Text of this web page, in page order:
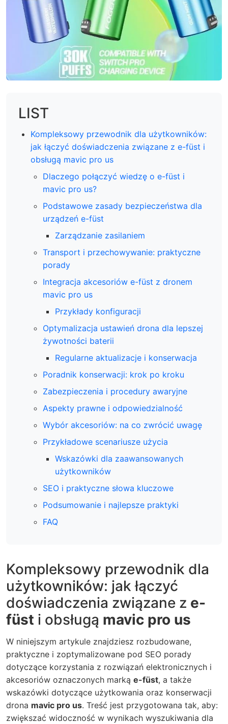
LIST
Kompleksowy przewodnik dla użytkowników:
jak łączyć doświadczenia związane z e-füst i
obsługą mavic pro us
Dlaczego połączyć wiedzę o e-füst i
mavic pro us?
Podstawowe zasady bezpieczeństwa dla
urządzeń e-füst
Zarządzanie zasilaniem
Transport i przechowywanie: praktyczne
porady
Integracja akcesoriów e-füst z dronem
mavic pro us
Przykłady konfiguracji
Optymalizacja ustawień drona dla lepszej
żywotności baterii
Regularne aktualizacje i konserwacja
Poradnik konserwacji: krok po kroku
Zabezpieczenia i procedury awaryjne
Aspekty prawne i odpowiedzialność
Wybór akcesoriów: na co zwrócić uwagę
Przykładowe scenariusze użycia
Wskazówki dla zaawansowanych
użytkowników
SEO i praktyczne słowa kluczowe
Podsumowanie i najlepsze praktyki
FAQ
Kompleksowy przewodnik dla
użytkowników: jak łączyć
doświadczenia związane z e-
füst i obsługą mavic pro us
W niniejszym artykule znajdziesz rozbudowane,
praktyczne i zoptymalizowane pod SEO porady
dotyczące korzystania z rozwiązań elektronicznych i
akcesoriów oznaczonych marką e-füst, a także
wskazówki dotyczące użytkowania oraz konserwacji
drona mavic pro us. Treść jest przygotowana tak, aby:
zwiększać widoczność w wynikach wyszukiwania dla